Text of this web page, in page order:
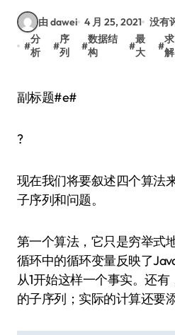
由 dawei 4 月 25, 2021 没有
#
分
析
#
序
列
#
数据结
构
#
最
大
#
求
解
副标题#e#
?
现在我们将要叙述四个算法
子序列和问题。
第一个算法，它只是穷举式
循环中的循环变量反映了
从1开始这样一个事实。还
的子序列；实际的计算还要